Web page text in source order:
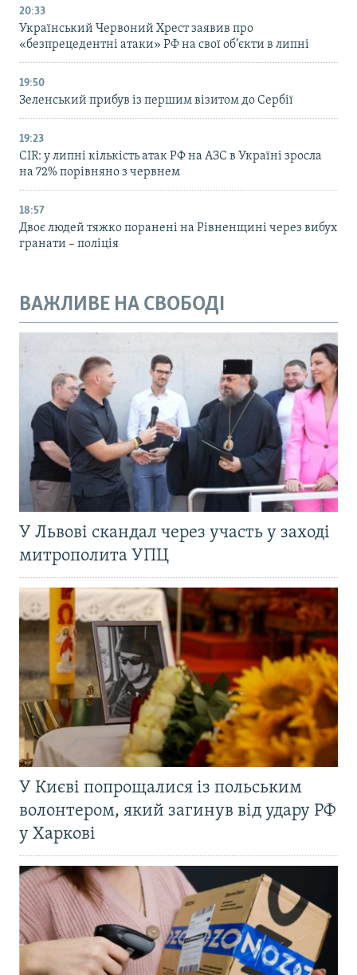
20:33
Український Червоний Хрест заявив про
«безпрецедентні атаки» РФ на свої об’єкти в липні
19:50
Зеленський прибув із першим візитом до Сербії
19:23
CIR: у липні кількість атак РФ на АЗС в Україні зросла
на 72% порівняно з червнем
18:57
Двоє людей тяжко поранені на Рівненщині через вибух
гранати – поліція
ВАЖЛИВЕ НА СВОБОДІ
У Львові скандал через участь у заході
митрополита УПЦ
У Києві попрощалися із польським
волонтером, який загинув від удару РФ
у Харкові